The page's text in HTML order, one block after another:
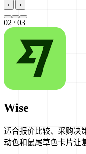
‹ ›
02 / 03
Wise
适合报价比较、采购决
动色和鼠尾草色卡片让